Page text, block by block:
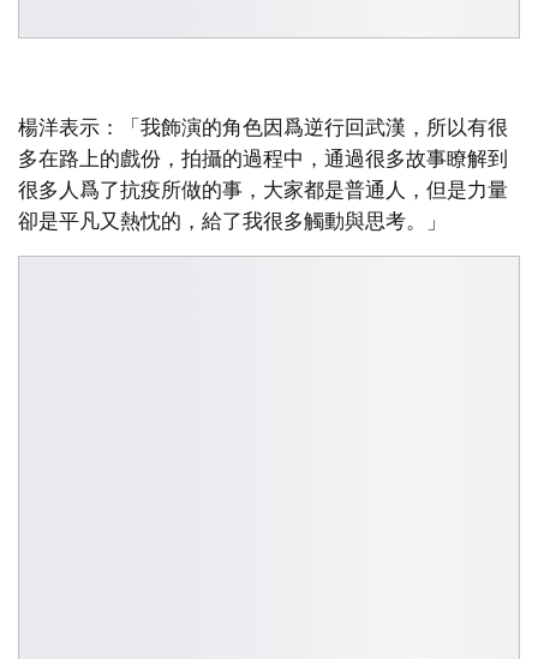
楊洋表示：「我飾演的角色因爲逆行回武漢，所以有很
多在路上的戲份，拍攝的過程中，通過很多故事瞭解到
很多人爲了抗疫所做的事，大家都是普通人，但是力量
卻是平凡又熱忱的，給了我很多觸動與思考。」